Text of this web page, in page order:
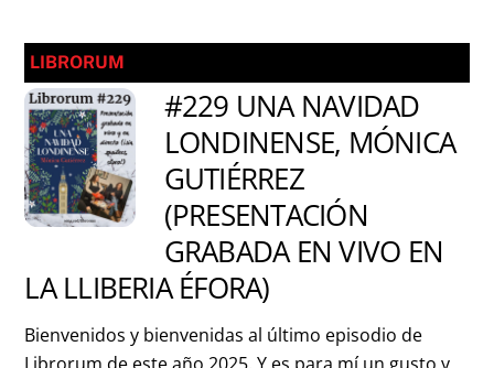
LIBRORUM
#229 UNA NAVIDAD
LONDINENSE, MÓNICA
GUTIÉRREZ
(PRESENTACIÓN
GRABADA EN VIVO EN
LA LLIBERIA ÉFORA)
Bienvenidos y bienvenidas al último episodio de